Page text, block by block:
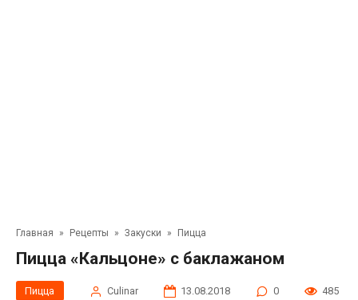
Главная » Рецепты » Закуски » Пицца
Пицца «Кальцоне» с баклажаном
Пицца Сulinar 13.08.2018 0 485